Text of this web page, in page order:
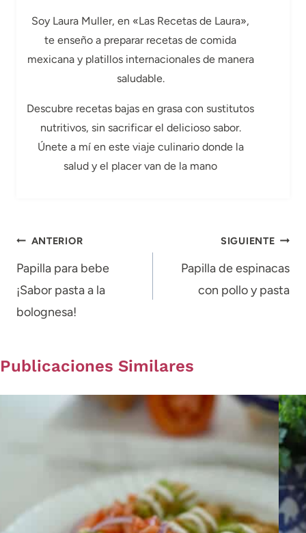
Soy Laura Muller, en «Las Recetas de Laura»,
te enseño a preparar recetas de comida
mexicana y platillos internacionales de manera
saludable.
Descubre recetas bajas en grasa con sustitutos
nutritivos, sin sacrificar el delicioso sabor.
Únete a mí en este viaje culinario donde la
salud y el placer van de la mano
Navegación
de
entradas
ANTERIOR
Papilla para bebe
¡Sabor pasta a la
bolognesa!
SIGUIENTE
Papilla de espinacas
con pollo y pasta
Publicaciones Similares